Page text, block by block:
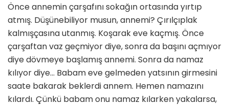
Önce annemin çarşafını sokağın ortasında yırtıp
atmış. Düşünebiliyor musun, annemi? Çırılçıplak
kalmışçasına utanmış. Koşarak eve kaçmış. Önce
çarşaftan vaz geçmiyor diye, sonra da başını açmıyor
diye dövmeye başlamış annemi. Sonra da namaz
kılıyor diye… Babam eve gelmeden yatsının girmesini
saate bakarak beklerdi annem. Hemen namazını
kılardı. Çünkü babam onu namaz kılarken yakalarsa,